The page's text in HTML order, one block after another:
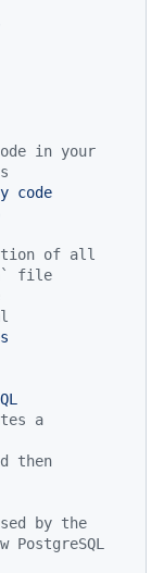
in your
code
of all
file
a
then
by the